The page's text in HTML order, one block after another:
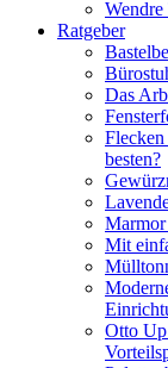
Ratgeber
Das
Flecken
besten?
Mit
Otto